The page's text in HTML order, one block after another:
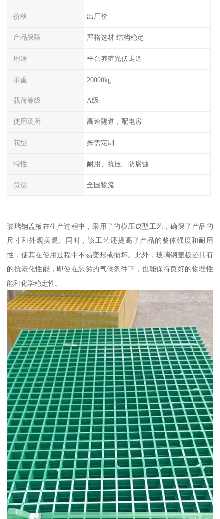
价格 出厂价
产品保障 严格选材 结构稳定
用途 平台养殖光伏走道
承重 20000kg
载荷等级 A级
使用场所 高速隧道，配电房
花型 按需定制
特性 耐用、抗压、防腐蚀
货运 全国物流
玻璃钢盖板在生产过程中，采用了的模压成型工艺，确保了产品的
尺寸和外观美观。同时，该工艺还提高了产品的整体强度和耐用
性，使其在使用过程中不易变形或损坏。此外，玻璃钢盖板还具有
的抗老化性能，即使在恶劣的气候条件下，也能保持良好的物理性
能和化学稳定性。